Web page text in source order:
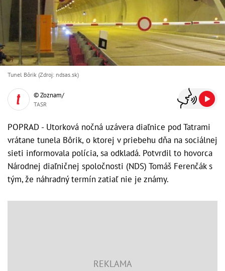
Tunel Bôrik (Zdroj: ndsas.sk)
© Zoznam/
TASR
POPRAD - Utorková nočná uzávera diaľnice pod Tatrami
vrátane tunela Bôrik, o ktorej v priebehu dňa na sociálnej
sieti informovala polícia, sa odkladá. Potvrdil to hovorca
Národnej diaľničnej spoločnosti (NDS) Tomáš Ferenčák s
tým, že náhradný termín zatiaľ nie je známy.